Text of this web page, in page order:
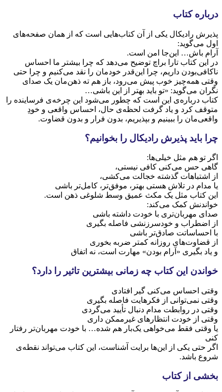
درباره‌ کتاب
پذیرش رادیکال یکی از آن کتاب‌هایی است که از همان صفحه‌های
اول می‌گوید:
آرام باش… این‌جا امن است.
در این کتاب تارا براچ توضیح می‌دهد که چرا بیشتر ما احساس
ناکافی‌بودن داریم، چرا این‌قدر خودمان را نقد می‌کنیم و چرا حتی
وقتی همه‌چیز خوب پیش می‌رود، باز هم ته ذهن‌مان یک صدای
نگران می‌گوید: «تو باید بهتر از این باشی…
کتاب درباره‌ی این است که چطور می‌شود این چرخه‌ی فرساینده را
متوقف کرد و یاد گرفت لحظه‌ی حال، احساس واقعی و خودِ
واقعی‌مان را ببینیم و بپذیریم، بدون فرار و بدون قضاوت.
چرا باید پذیرش رادیکال را بخوانیم؟
اگر تو هم مثل خیلی‌ها:
گاهی حس می‌کنی کافی نیستی،
از اشتباهات گذشته خجالت می‌کشی،
یا مدام در تلاش هستی بهتر، موفق‌تر، کامل‌تر باشی
این کتاب مثل یک مکث عمیق وسط شلوغی ذهن است.
خواندنش کمک می‌کند:
صدای مهربان‌تری با خودت داشته باشی
از اضطراب و خودسرزنشی فاصله بگیری
با احساساتت صادق‌تر باشی
از قضاوت‌های روزانه کمتر ضربه بخوری
و یاد بگیری «آرام بودن» مهارت است، نه اتفاق
خواندن این کتاب چه زمانی بیشترین تاثیر را دارد؟
وقتی احساس می‌کنی گیر افتادی
وقتی نمی‌توانی از فکرهایت فاصله بگیری
وقتی در روابطت مدام دنبال تأیید می‌گردی
وقتی از خودت انتظارهای غیرممکن داری
یا وقتی فقط می‌خواهی یک‌بار هم شده… با خودت مهربان‌تر رفتار
کنی
اگر حتی یکی از این‌ها برایت آشناست، این کتاب می‌تواند نقطه‌ی
شروع باشد.
بخشی از کتاب